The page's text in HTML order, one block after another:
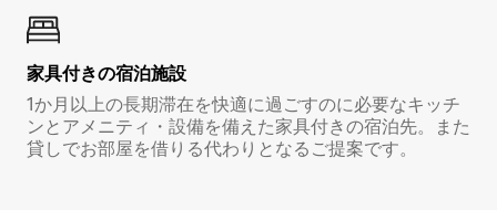
家具付き⁠の宿⁠泊⁠施⁠設
1か月以上の長期滞在を快適に過ごすのに必要なキッチ
ンとアメニティ・設備を備えた家具付きの宿泊先。また
貸しでお部屋を借りる代わりとなるご提案です。